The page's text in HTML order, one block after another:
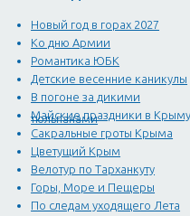
Новый год в горах 2027
Ко дню Армии
Романтика ЮБК
Детские весенние каникулы
В погоне за дикими
тюльпанами
Майские праздники в Крыму
Сакральные гроты Крыма
Цветущий Крым
Велотур по Тарханкуту
Горы, Море и Пещеры
По следам уходящего Лета